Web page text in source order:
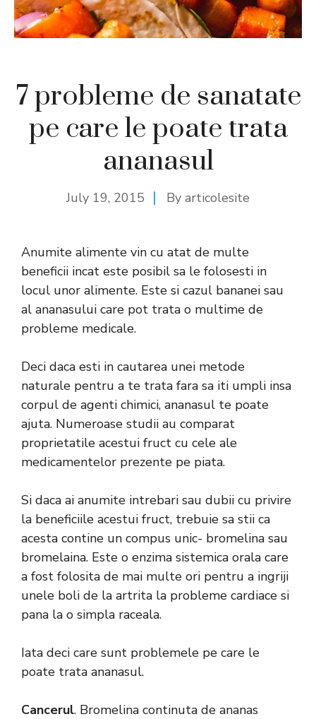
7 probleme de sanatate
pe care le poate trata
ananasul
July 19, 2015 By articolesite
Anumite alimente vin cu atat de multe
beneficii incat este posibil sa le folosesti in
locul unor alimente. Este si cazul bananei sau
al ananasului care pot trata o multime de
probleme medicale.
Deci daca esti in cautarea unei metode
naturale pentru a te trata fara sa iti umpli insa
corpul de agenti chimici, ananasul te poate
ajuta. Numeroase studii au comparat
proprietatile acestui fruct cu cele ale
medicamentelor prezente pe piata.
Si daca ai anumite intrebari sau dubii cu privire
la beneficiile acestui fruct, trebuie sa stii ca
acesta contine un compus unic- bromelina sau
bromelaina. Este o enzima sistemica orala care
a fost folosita de mai multe ori pentru a ingriji
unele boli de la artrita la probleme cardiace si
pana la o simpla raceala.
Iata deci care sunt problemele pe care le
poate trata ananasul.
Cancerul. Bromelina continuta de ananas